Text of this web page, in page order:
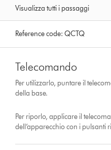
Visualizza tutti i passaggi
Reference code:QCTQ
Telecomando
Per utilizzarlo, puntare il
della base.
Per riporlo, applicare il
dell’apparecchio con i pulsanti